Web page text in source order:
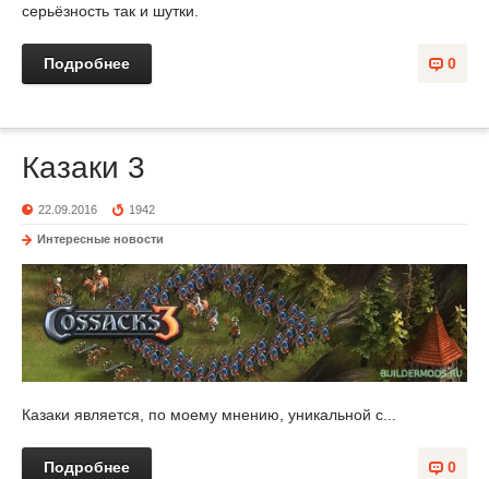
серьёзность так и шутки.
0
Подробнее
Казаки 3
22.09.2016 1942
Интересные новости
Казаки является, по моему мнению, уникальной с...
0
Подробнее